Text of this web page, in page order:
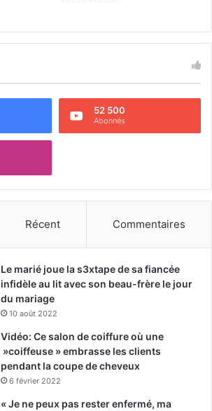
52 500
Abonnés
Récent Commentaires
Le marié joue la s3xtape de sa fiancée
infidèle au lit avec son beau-frère le jour
du mariage
10 août 2022
Vidéo: Ce salon de coiffure où une
»coiffeuse » embrasse les clients
pendant la coupe de cheveux
6 février 2022
« Je ne peux pas rester enfermé, ma